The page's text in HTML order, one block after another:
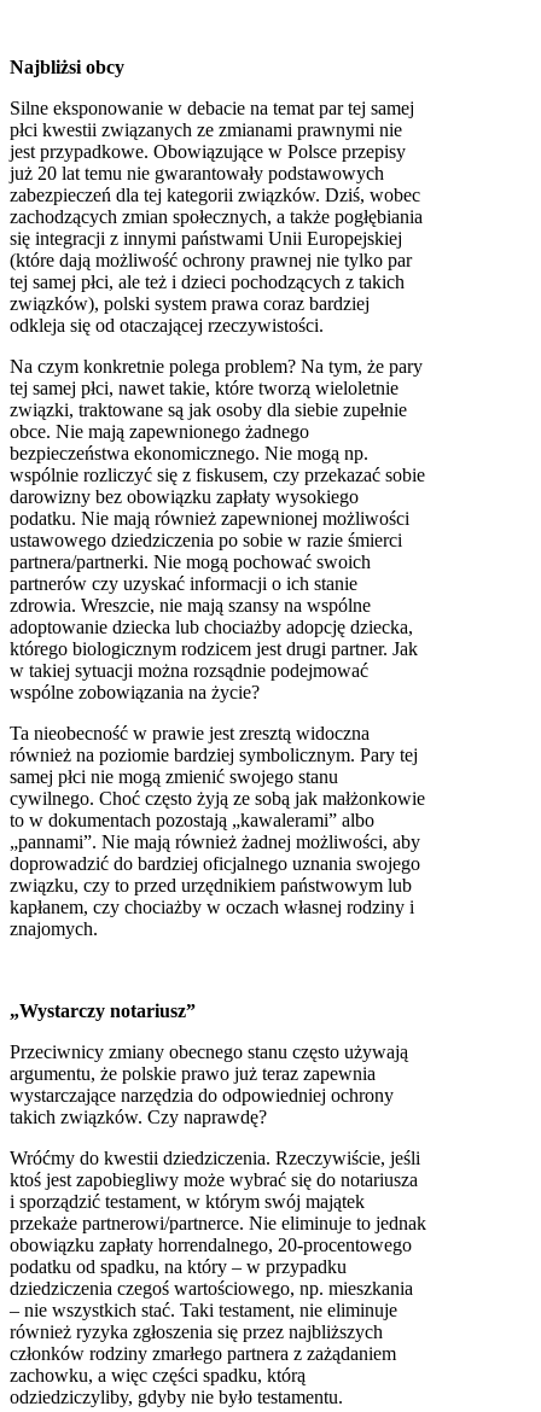
Najbliżsi obcy
Silne eksponowanie w debacie na temat par tej samej
płci kwestii związanych ze zmianami prawnymi nie
jest przypadkowe. Obowiązujące w Polsce przepisy
już 20 lat temu nie gwarantowały podstawowych
zabezpieczeń dla tej kategorii związków. Dziś, wobec
zachodzących zmian społecznych, a także pogłębiania
się integracji z innymi państwami Unii Europejskiej
(które dają możliwość ochrony prawnej nie tylko par
tej samej płci, ale też i dzieci pochodzących z takich
związków), polski system prawa coraz bardziej
odkleja się od otaczającej rzeczywistości.
Na czym konkretnie polega problem? Na tym, że pary
tej samej płci, nawet takie, które tworzą wieloletnie
związki, traktowane są jak osoby dla siebie zupełnie
obce. Nie mają zapewnionego żadnego
bezpieczeństwa ekonomicznego. Nie mogą np.
wspólnie rozliczyć się z fiskusem, czy przekazać sobie
darowizny bez obowiązku zapłaty wysokiego
podatku. Nie mają również zapewnionej możliwości
ustawowego dziedziczenia po sobie w razie śmierci
partnera/partnerki. Nie mogą pochować swoich
partnerów czy uzyskać informacji o ich stanie
zdrowia. Wreszcie, nie mają szansy na wspólne
adoptowanie dziecka lub chociażby adopcję dziecka,
którego biologicznym rodzicem jest drugi partner. Jak
w takiej sytuacji można rozsądnie podejmować
wspólne zobowiązania na życie?
Ta nieobecność w prawie jest zresztą widoczna
również na poziomie bardziej symbolicznym. Pary tej
samej płci nie mogą zmienić swojego stanu
cywilnego. Choć często żyją ze sobą jak małżonkowie
to w dokumentach pozostają „kawalerami” albo
„pannami”. Nie mają również żadnej możliwości, aby
doprowadzić do bardziej oficjalnego uznania swojego
związku, czy to przed urzędnikiem państwowym lub
kapłanem, czy chociażby w oczach własnej rodziny i
znajomych.
„Wystarczy notariusz”
Przeciwnicy zmiany obecnego stanu często używają
argumentu, że polskie prawo już teraz zapewnia
wystarczające narzędzia do odpowiedniej ochrony
takich związków. Czy naprawdę?
Wróćmy do kwestii dziedziczenia. Rzeczywiście, jeśli
ktoś jest zapobiegliwy może wybrać się do notariusza
i sporządzić testament, w którym swój majątek
przekaże partnerowi/partnerce. Nie eliminuje to jednak
obowiązku zapłaty horrendalnego, 20-procentowego
podatku od spadku, na który – w przypadku
dziedziczenia czegoś wartościowego, np. mieszkania
– nie wszystkich stać. Taki testament, nie eliminuje
również ryzyka zgłoszenia się przez najbliższych
członków rodziny zmarłego partnera z zażądaniem
zachowku, a więc części spadku, którą
odziedziczyliby, gdyby nie było testamentu.